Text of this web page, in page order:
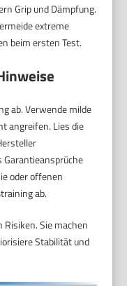
Grip und Dämpfung.
extreme
beim ersten Test.
ab. Verwende milde
angreifen. Lies die
Garantieansprüche
oder offenen
ab.
Sie machen
Stabilität und